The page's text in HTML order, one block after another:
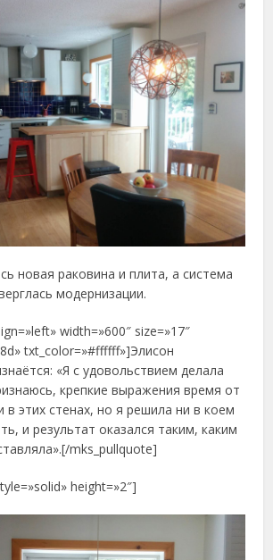
новая раковина и плита, а система
модернизации.
width=»600″ size=»17″
txt_color=»#ffffff»]Элисон
«Я с удовольствием делала
крепкие выражения время от
в этих стенах, но я решила ни в коем
и результат оказался таким, каким
mks_pullquote]
height=»2″]